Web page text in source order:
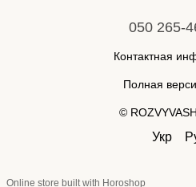
050 265-
Контактная
Полная
©
Укр
Online store built with Horoshop